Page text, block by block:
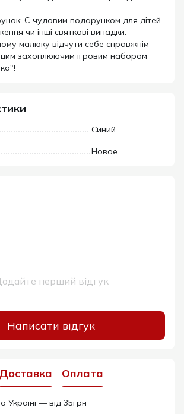
Є чудовим подарунком для дітей
чи інші святкові випадки.
малюку відчути себе справжнім
цим захоплюючим ігровим набором
Синий
Новое
перший відгук
Написати відгук
Доставка Оплата
Україні — від 35грн